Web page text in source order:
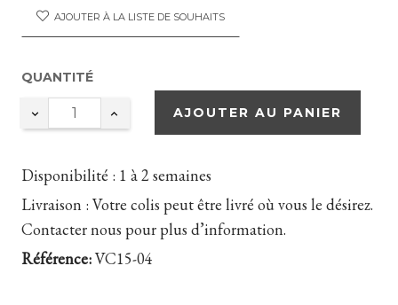
AJOUTER À LA LISTE DE SOUHAITS
QUANTITÉ
AJOUTER AU PANIER
Disponibilité : 1 à 2 semaines
Livraison : Votre colis peut être livré où vous le désirez.
Contacter nous pour plus d’information.
Référence:VC15-04